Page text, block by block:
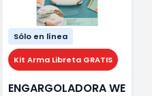
Sólo en línea
Kit Arma Libreta GRATIS
ENGARGOLADORA WE